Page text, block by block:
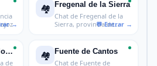
🏘️ Fregenal de la Sierra
Chat de Fregenal de la
Sierra, provincia de
Fuenlabrada de los Montes
de
🏘️ Fuente de Cantos
Chat de Fuente de